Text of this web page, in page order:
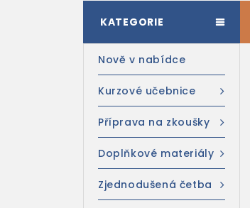
KATEGORIE
Nově v nabídce
Kurzové učebnice
Příprava na zkoušky
Doplňkové materiály
Zjednodušená četba